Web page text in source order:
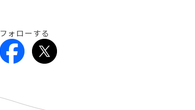
フォローする